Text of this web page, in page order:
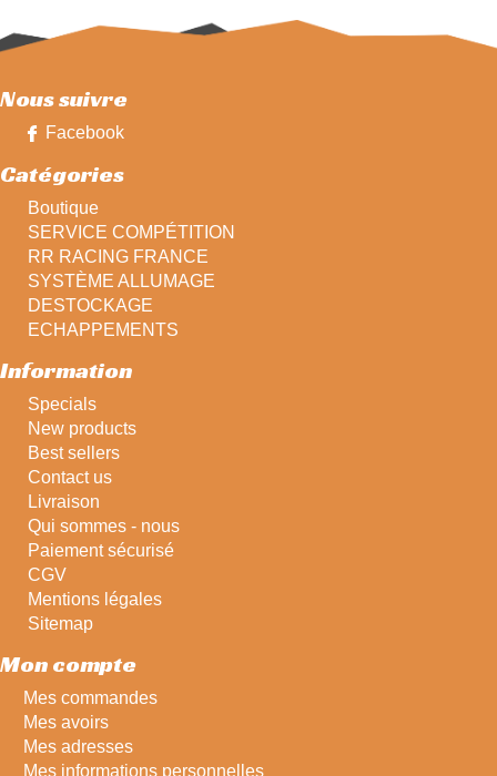
Nous suivre
Facebook
Catégories
Boutique
SERVICE COMPÉTITION
RR RACING FRANCE
SYSTÈME ALLUMAGE
DESTOCKAGE
ECHAPPEMENTS
Information
Specials
New products
Best sellers
Contact us
Livraison
Qui sommes - nous
Paiement sécurisé
CGV
Mentions légales
Sitemap
Mon compte
Mes commandes
Mes avoirs
Mes adresses
Mes informations personnelles